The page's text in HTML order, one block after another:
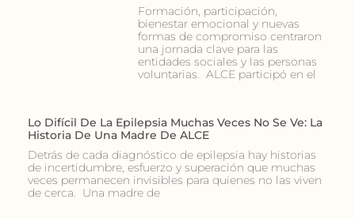
Formación, participación,
bienestar emocional y nuevas
formas de compromiso centraron
una jornada clave para las
entidades sociales y las personas
voluntarias. ALCE participó en el
Lo Difícil De La Epilepsia Muchas Veces No Se Ve: La
Historia De Una Madre De ALCE
Detrás de cada diagnóstico de epilepsia hay historias
de incertidumbre, esfuerzo y superación que muchas
veces permanecen invisibles para quienes no las viven
de cerca. Una madre de